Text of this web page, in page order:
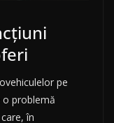
pe
o problemă
în